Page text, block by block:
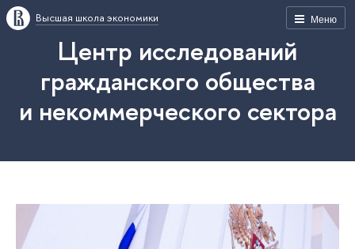
Меню
Высшая школа экономики
Центр исследований
гражданского общества
и некоммерческого сектора